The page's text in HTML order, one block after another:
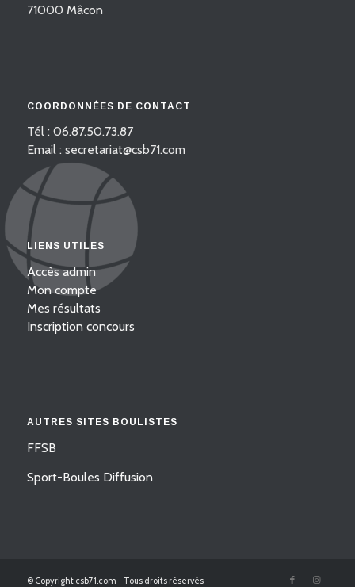
71000 Mâcon
COORDONNÉES DE CONTACT
Tél : 06.87.50.73.87
Email : secretariat@csb71.com
LIENS UTILES
Accès admin
Mon compte
Mes résultats
Inscription concours
AUTRES SITES BOULISTES
FFSB
Sport-Boules Diffusion
© Copyright csb71.com - Tous droits réservés